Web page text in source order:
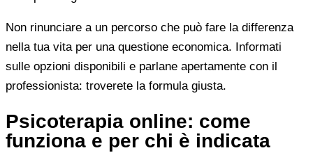
Non rinunciare a un percorso che può fare la differenza
nella tua vita per una questione economica. Informati
sulle opzioni disponibili e parlane apertamente con il
professionista: troverete la formula giusta.
Psicoterapia online: come
funziona e per chi è indicata